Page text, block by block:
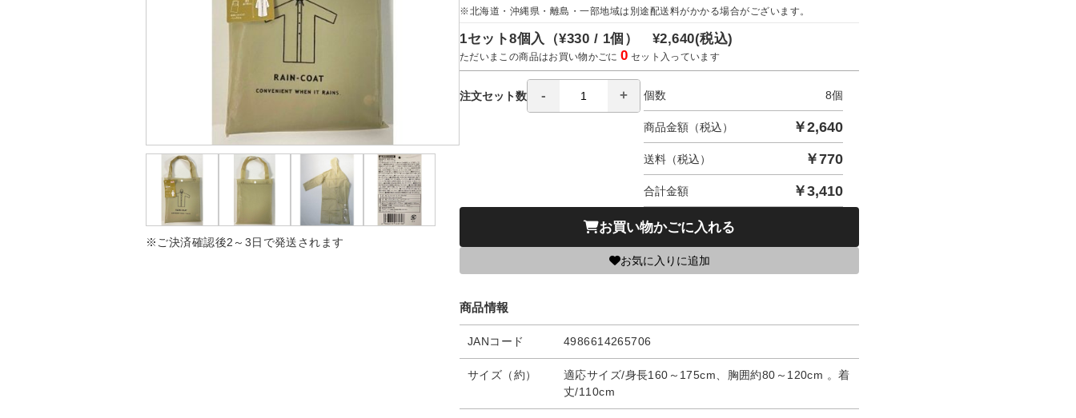
※ご決済確認後2～3日で発送されます
※北海道・沖縄県・離島・一部地域は別途配送料がかかる場合がございます。
1セット8個入（¥330 / 1個） ¥2,640(税込)
ただいまこの商品はお買い物かごに0 セット入っています
注文セット数 個数 8個
商品金額（税込） ￥2,640
送料（税込） ￥770
合計金額 ￥3,410
お買い物かごに入れる
お気に入りに追加
商品情報
JANコード 4986614265706
サイズ（約）
適応サイズ/身長160～175cm、胸囲約80～120cm 。着
丈/110cm